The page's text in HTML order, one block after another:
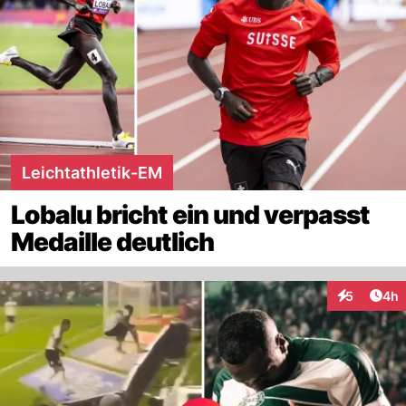
Leichtathletik-EM
Lobalu bricht ein und verpasst
Medaille deutlich
5 4h